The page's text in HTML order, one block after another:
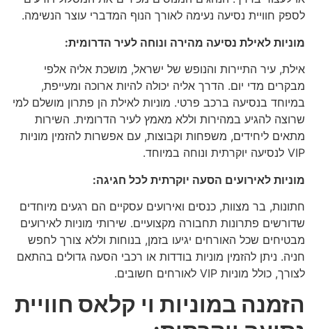
לספק חוויית נסיעה נעימה לאורך הנוף המדברי עוצר הנשימה.
מוניות לאילת נסיעה מהירה ונוחה לעיר הדרומית:
אילת, עיר התיירות והנופש של ישראל, מושכת אליה אלפי
מבקרים מדי יום. הדרך אליה יכולה להיות ארוכה ומעייפת,
במיוחד בנסיעה ברכב פרטי. מוניות לאילת הן פתרון מושלם למי
שרוצה להגיע במהירות וללא מאמץ לעיר הדרומית. השירות
מתאים ליחידים, משפחות וקבוצות, עם אפשרות להזמין מוניות
VIP לנסיעה יוקרתית ונוחה במיוחד.
מוניות לאירועים הסעה יוקרתית לכל חגיגה:
חתונות, בר מצוות, כנסים ואירועים עסקיים הם רגעים מיוחדים
שדורשים פתרונות תחבורה מקצועיים. שירותי מוניות לאירועים
מבטיחים שכל האורחים יגיעו בזמן, בנוחות וללא צורך לחפש
חניה. ניתן להזמין מוניות בודדות או רכבי הסעה גדולים בהתאם
לצורך, כולל מוניות VIP לאורחים חשובים.
הזמנה במוניות וי קלאס חוויית